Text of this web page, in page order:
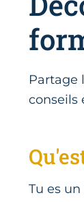
Partage
conseils
Tu es